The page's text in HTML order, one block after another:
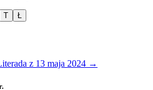
T Ł
z 13 maja 2024 →